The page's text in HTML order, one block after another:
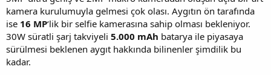
kamera kurulumuyla gelmesi çok olası. Aygıtın ön tarafında
ise 16 MP‘lik bir selfie kamerasına sahip olması bekleniyor.
30W süratli şarj takviyeli 5.000 mAh batarya ile piyasaya
sürülmesi beklenen aygıt hakkında bilinenler şimdilik bu
kadar.